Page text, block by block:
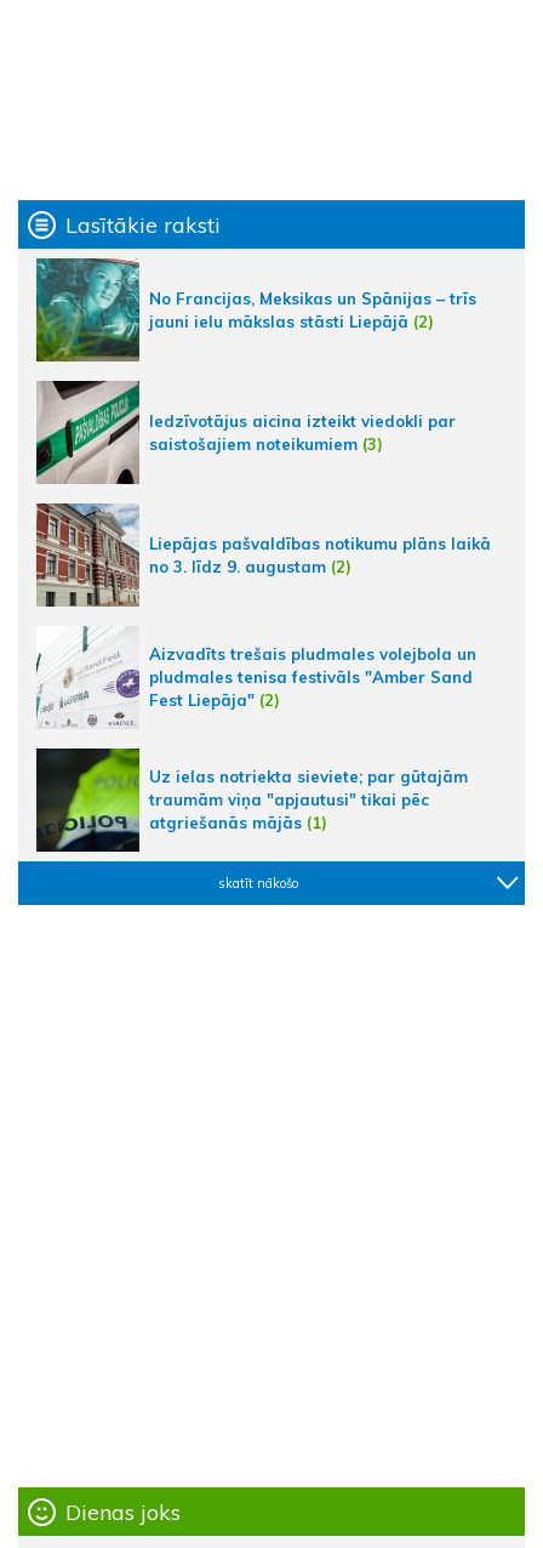
Lasītākie raksti
No Francijas, Meksikas un Spānijas – trīs
jauni ielu mākslas stāsti Liepājā (2)
Iedzīvotājus aicina izteikt viedokli par
saistošajiem noteikumiem (3)
Liepājas pašvaldības notikumu plāns laikā
no 3. līdz 9. augustam (2)
Aizvadīts trešais pludmales volejbola un
pludmales tenisa festivāls "Amber Sand
Fest Liepāja" (2)
Uz ielas notriekta sieviete; par gūtajām
traumām viņa "apjautusi" tikai pēc
atgriešanās mājās (1)
skatīt nākošo
Dienas joks